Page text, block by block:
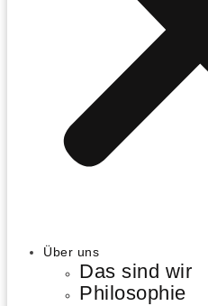
Über uns
Das sind wir
Philosophie